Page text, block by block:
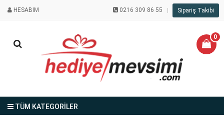
HESABIM 0216 309 86 55 Sipariş Takibi
0
TÜM KATEGORİLER